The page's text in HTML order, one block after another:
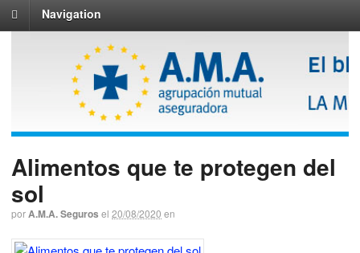
Navigation
Alimentos que te protegen del
sol
porA.M.A. Seguros el 20/08/2020 en